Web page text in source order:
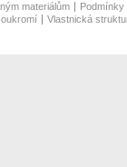
materiálům
Vlastnická